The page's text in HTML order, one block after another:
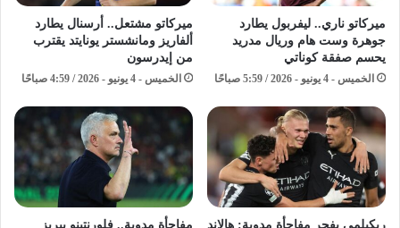
ميركاتو ناري.. ليفربول يطارد
جوهرة وست هام وريال مدريد
يحسم صفقة كوناتي
الخميس - 4 يونيو - 2026 / 5:59 صباحًا
ميركاتو مشتعل.. أرسنال يطارد
ألفاريز ومانشستر يونايتد يقترب
من إيدرسون
الخميس - 4 يونيو - 2026 / 4:59 صباحًا
ريكيلمي يفجر مفاجأة مدوية: هالاند
مفاجأة مدوية.. فلورنتينو بيريز